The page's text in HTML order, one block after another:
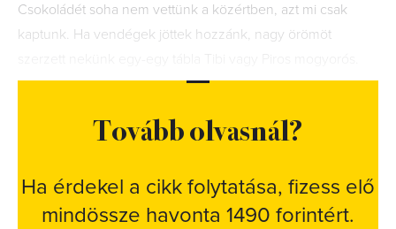
Csokoládét soha nem vettünk a közértben, azt mi csak
kaptunk. Ha vendégek jöttek hozzánk, nagy örömöt
Tovább olvasnál?
Ha érdekel a cikk folytatása, fizess elő
mindössze havonta 1490 forintért.